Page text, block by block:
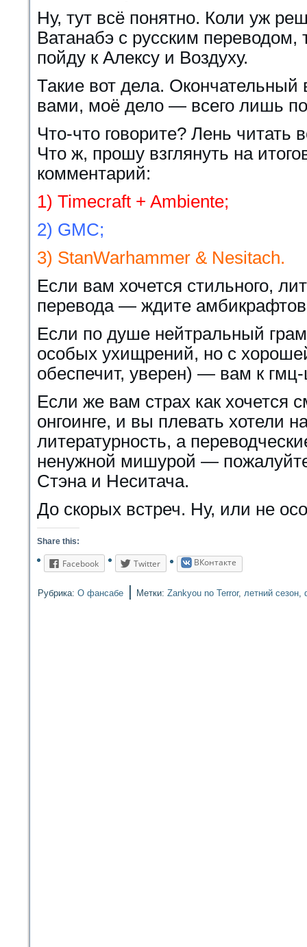
Ну, тут всё понятно. Коли уж
Ватанабэ с русским
пойду к Алексу и Воздуху.
Такие вот дела. Окончательный
вами, моё дело — всего лишь
Что-что говорите? Лень читать
Что ж, прошу взглянуть на
комментарий:
1) Timecraft + Ambiente;
2) GMC;
3) StanWarhammer & Nesitach.
Если вам хочется стильного,
перевода — ждите
Если по душе нейтральный
особых ухищрений, но с
обеспечит, уверен) — вам к
Если же вам страх как хочется
онгоинге, и вы плевать хотели
литературность, а
ненужной мишурой —
Стэна и Неситача.
До скорых встреч. Ну, или не
Share this:
Facebook Twitter ВКонтакте
Рубрика: О фансабе | Метки: Zankyou no Terror, летний сезон,